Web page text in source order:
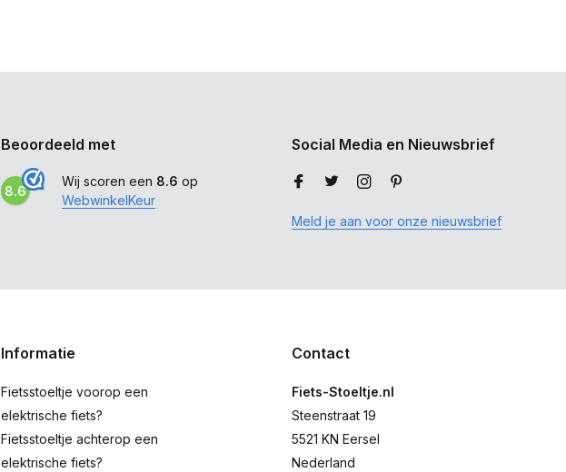
Beoordeeld met
8.6
Wij scoren een 8.6 op
WebwinkelKeur
Social Media en Nieuwsbrief
Meld je aan voor onze nieuwsbrief
Informatie
Fietsstoeltje voorop een
elektrische fiets?
Fietsstoeltje achterop een
elektrische fiets?
Contact
Fiets-Stoeltje.nl
Steenstraat 19
5521 KN Eersel
Nederland